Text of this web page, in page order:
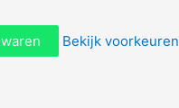
Bekijk voorkeuren